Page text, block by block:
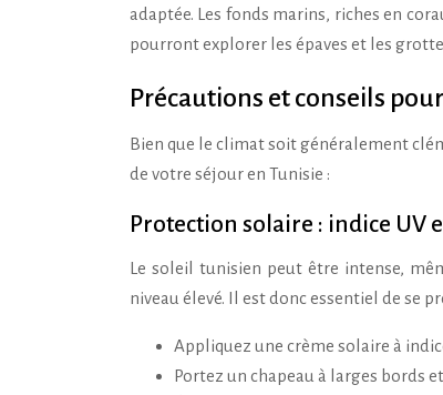
adaptée. Les fonds marins, riches en
pourront explorer les épaves et les
Précautions et conseils
Bien que le climat soit généralement
de votre séjour en Tunisie :
Protection solaire : indice UV
Le soleil tunisien peut être intense,
niveau élevé. Il est donc essentiel de se
Appliquez une crème solaire à
Portez un chapeau à larges bords